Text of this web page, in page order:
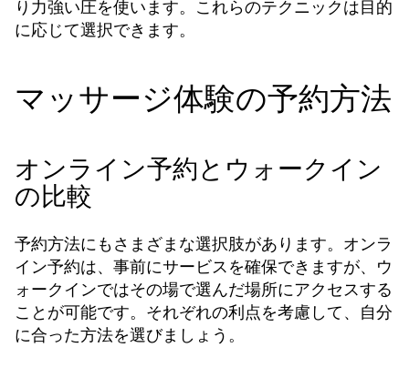
り力強い圧を使います。これらのテクニックは目的
に応じて選択できます。
マッサージ体験の予約方法
オンライン予約とウォークイン
の比較
予約方法にもさまざまな選択肢があります。オンラ
イン予約は、事前にサービスを確保できますが、ウ
ォークインではその場で選んだ場所にアクセスする
ことが可能です。それぞれの利点を考慮して、自分
に合った方法を選びましょう。